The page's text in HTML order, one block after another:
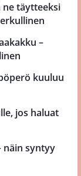
ne täytteeksi
–
kuuluu
jos haluat
näin syntyy